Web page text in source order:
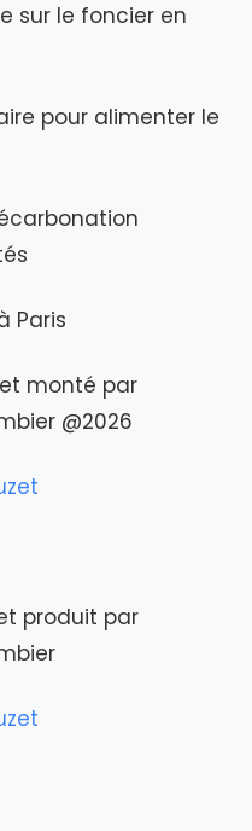
sur le foncier en
pour alimenter le
Paris
monté par
@2026
produit par